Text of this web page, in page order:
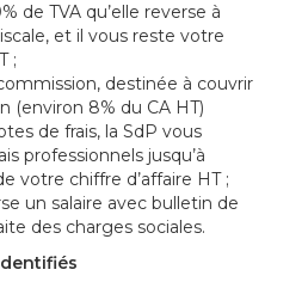
de TVA qu’elle reverse à
et il vous reste votre
;
destinée à couvrir
(environ 8% du CA HT)
de frais, la SdP vous
professionnels jusqu’à
votre chiffre d’affaire HT ;
un salaire avec bulletin de
des charges sociales.